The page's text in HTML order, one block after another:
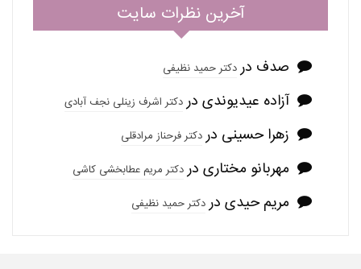
آخرین نظرات سایت
صدف دردکتر حمید نظیفی
آزاده عیدیوندی دردکتر اشرف زینلی نجف آبادی
زهرا حسینی دردکتر فرحناز مرادقلی
مهربانو مختاری دردکتر مریم عطابخشی کاشی
مریم حیدی دردکتر حمید نظیفی